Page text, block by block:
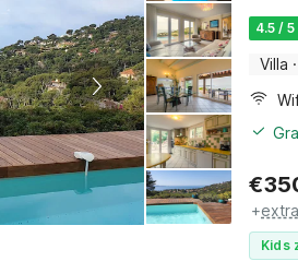
4.5 / 5
Villa ·
€
+
Kids